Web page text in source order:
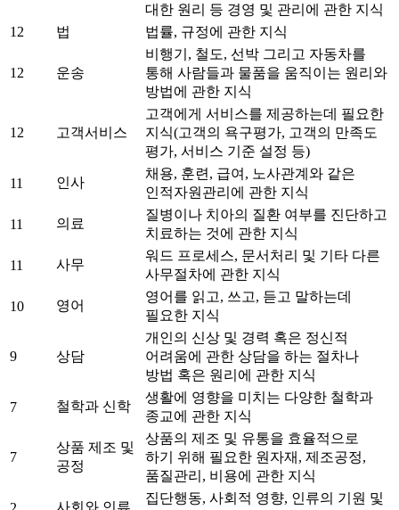
대한 원리 등 경영 및 관리에 관한 지식
12
법 법률, 규정에 관한 지식
12 운송
비행기, 철도, 선박 그리고 자동차를
통해 사람들과 물품을 움직이는 원리와
방법에 관한 지식
12 고객서비스
고객에게 서비스를 제공하는데 필요한
지식(고객의 욕구평가, 고객의 만족도
평가, 서비스 기준 설정 등)
11 인사
채용, 훈련, 급여, 노사관계와 같은
인적자원관리에 관한 지식
11 의료
질병이나 치아의 질환 여부를 진단하고
치료하는 것에 관한 지식
11 사무
워드 프로세스, 문서처리 및 기타 다른
사무절차에 관한 지식
10 영어
영어를 읽고, 쓰고, 듣고 말하는데
필요한 지식
9 상담
개인의 신상 및 경력 혹은 정신적
어려움에 관한 상담을 하는 절차나
방법 혹은 원리에 관한 지식
7 철학과 신학
생활에 영향을 미치는 다양한 철학과
종교에 관한 지식
7
상품 제조 및
공정
상품의 제조 및 유통을 효율적으로
하기 위해 필요한 원자재, 제조공정,
품질관리, 비용에 관한 지식
사회와 인류
집단행동, 사회적 영향, 인류의 기원 및